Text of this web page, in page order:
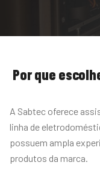
Por que
A Sabtec oferece
linha de
possuem ampla
produtos da marca.